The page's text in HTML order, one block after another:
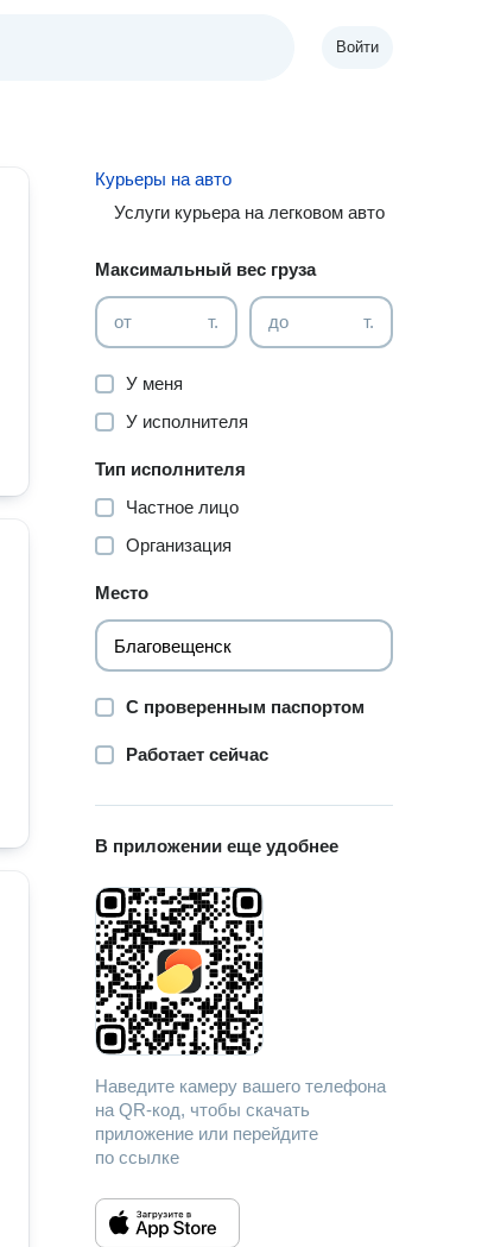
Войти
Курьеры на авто
Услуги курьера на легковом авто
Максимальный вес груза
от т. до т.
У меня
У исполнителя
Тип исполнителя
Частное лицо
Организация
Место
С проверенным паспортом
Работает сейчас
В приложении еще удобнее
Наведите камеру вашего телефона
на QR-код, чтобы скачать
приложение или перейдите
по ссылке